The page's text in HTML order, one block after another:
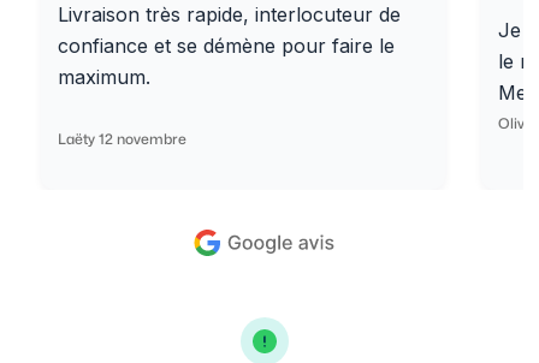
Livraison très rapide, interlocuteur de
confiance et se démène pour faire le
maximum.
Laëty 12 novembre
Je
le